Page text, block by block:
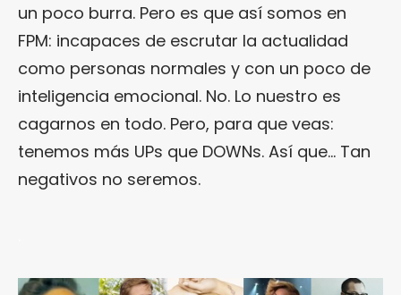
un poco burra. Pero es que así somos en
FPM: incapaces de escrutar la actualidad
como personas normales y con un poco de
inteligencia emocional. No. Lo nuestro es
cagarnos en todo. Pero, para que veas:
tenemos más UPs que DOWNs. Así que… Tan
negativos no seremos.